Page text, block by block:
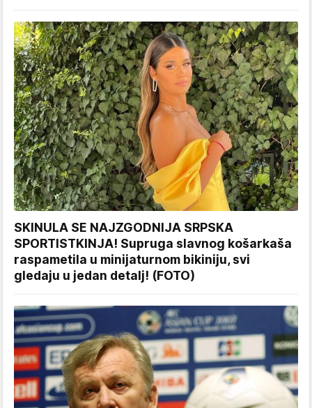
SKINULA SE NAJZGODNIJA SRPSKA
SPORTISTKINJA! Supruga slavnog košarkaša
raspametila u minijaturnom bikiniju, svi
gledaju u jedan detalj! (FOTO)